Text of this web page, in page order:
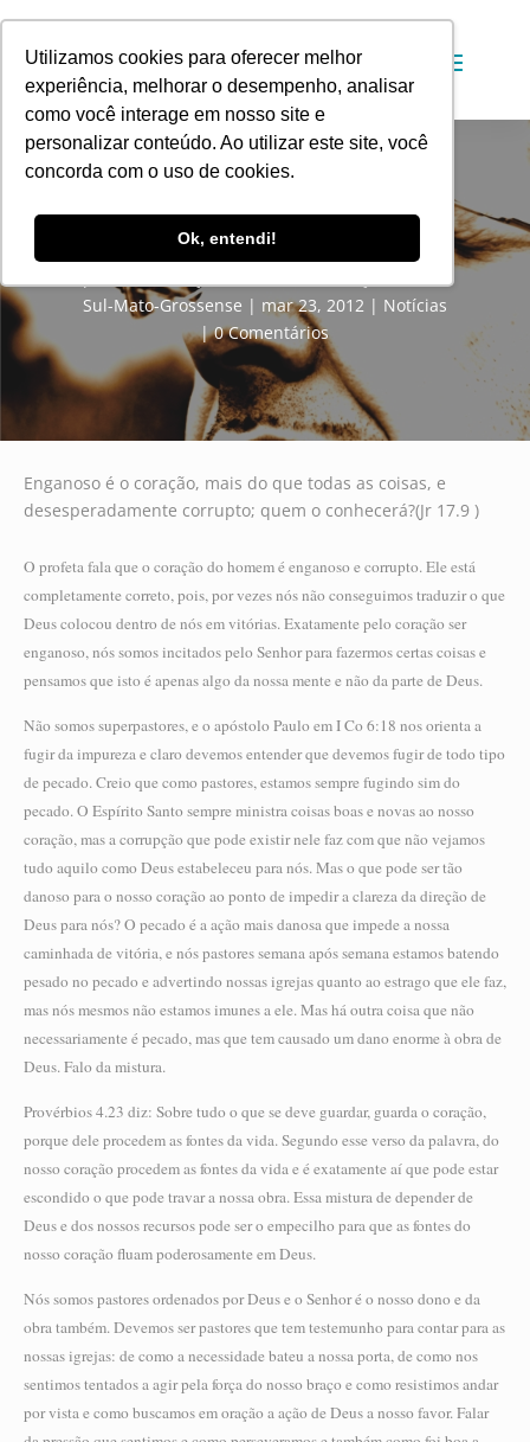
Utilizamos cookies para oferecer melhor
experiência, melhorar o desempenho, analisar
como você interage em nosso site e
personalizar conteúdo. Ao utilizar este site, você
concorda com o uso de cookies.
Ok, entendi!
Guardando o coração das misturas
Sul-Mato-Grossense
mar 23, 2012
Notícias
0 Comentários
Enganoso é o coração, mais do que todas as coisas, e
desesperadamente corrupto; quem o conhecerá?(Jr 17.9 )
O profeta fala que o coração do homem é enganoso e corrupto. Ele está
completamente correto, pois, por vezes nós não conseguimos traduzir o que
Deus colocou dentro de nós em vitórias. Exatamente pelo coração ser
enganoso, nós somos incitados pelo Senhor para fazermos certas coisas e
pensamos que isto é apenas algo da nossa mente e não da parte de Deus.
Não somos superpastores, e o apóstolo Paulo em I Co 6:18 nos orienta a
fugir da impureza e claro devemos entender que devemos fugir de todo tipo
de pecado. Creio que como pastores, estamos sempre fugindo sim do
pecado. O Espírito Santo sempre ministra coisas boas e novas ao nosso
coração, mas a corrupção que pode existir nele faz com que não vejamos
tudo aquilo como Deus estabeleceu para nós. Mas o que pode ser tão
danoso para o nosso coração ao ponto de impedir a clareza da direção de
Deus para nós? O pecado é a ação mais danosa que impede a nossa
caminhada de vitória, e nós pastores semana após semana estamos batendo
pesado no pecado e advertindo nossas igrejas quanto ao estrago que ele faz,
mas nós mesmos não estamos imunes a ele. Mas há outra coisa que não
necessariamente é pecado, mas que tem causado um dano enorme à obra de
Deus. Falo da mistura.
Provérbios 4.23 diz: Sobre tudo o que se deve guardar, guarda o coração,
porque dele procedem as fontes da vida. Segundo esse verso da palavra, do
nosso coração procedem as fontes da vida e é exatamente aí que pode estar
escondido o que pode travar a nossa obra. Essa mistura de depender de
Deus e dos nossos recursos pode ser o empecilho para que as fontes do
nosso coração fluam poderosamente em Deus.
Nós somos pastores ordenados por Deus e o Senhor é o nosso dono e da
obra também. Devemos ser pastores que tem testemunho para contar para as
nossas igrejas: de como a necessidade bateu a nossa porta, de como nos
sentimos tentados a agir pela força do nosso braço e como resistimos andar
por vista e como buscamos em oração a ação de Deus a nosso favor. Falar